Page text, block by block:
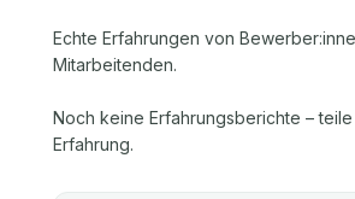
Echte Erfahrungen von
Mitarbeitenden.
Noch keine Erfahrungsberichte –
Erfahrung.